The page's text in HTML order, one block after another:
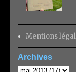
Mentions
Archives